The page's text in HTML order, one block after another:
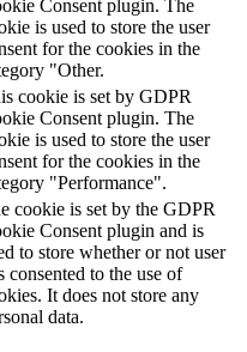
Consent plugin. The
is used to store the user
for the cookies in the
"Other.
cookie is set by GDPR
Consent plugin. The
is used to store the user
for the cookies in the
"Performance".
cookie is set by the GDPR
Consent plugin and is
to store whether or not user
consented to the use of
It does not store any
data.